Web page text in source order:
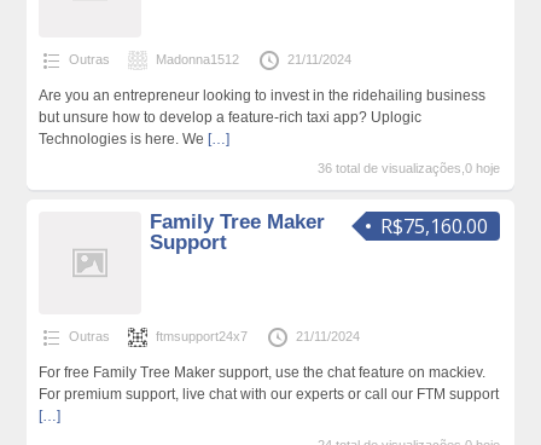
Outras Madonna1512 21/11/2024
Are you an entrepreneur looking to invest in the ridehailing business
but unsure how to develop a feature-rich taxi app? Uplogic
Technologies is here. We […]
36 total de visualizações,0 hoje
R$75,160.00
Family Tree Maker
Support
Outras ftmsupport24x7 21/11/2024
For free Family Tree Maker support, use the chat feature on mackiev.
For premium support, live chat with our experts or call our FTM support
[…]